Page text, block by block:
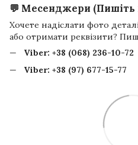
💬 Месенджери (Пишіть
Хочете надіслати фото
або отримати реквізити?
Viber: +38 (068) 236-10-72
Viber: +38 (97) 677-15-77